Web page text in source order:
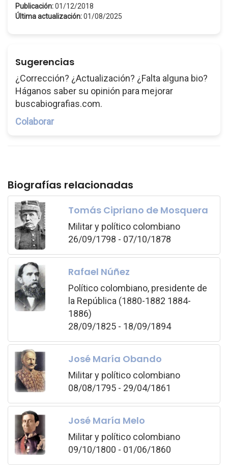
Publicación:01/12/2018
Última actualización:01/08/2025
Sugerencias
¿Corrección? ¿Actualización? ¿Falta alguna bio?
Háganos saber su opinión para mejorar
buscabiografias.com.
Colaborar
Biografías relacionadas
Tomás Cipriano de Mosquera
Militar y político colombiano
26/09/1798 - 07/10/1878
Rafael Núñez
Político colombiano, presidente de
la República (1880-1882 1884-
1886)
28/09/1825 - 18/09/1894
José María Obando
Militar y político colombiano
08/08/1795 - 29/04/1861
José María Melo
Militar y político colombiano
09/10/1800 - 01/06/1860